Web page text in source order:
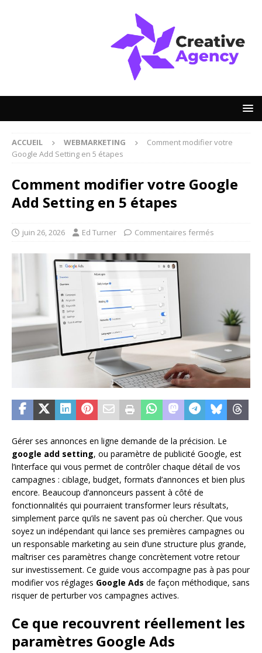
ACCUEIL WEBMARKETING
Comment modifier votre
Google Add Setting en 5 étapes
Comment modifier votre Google
Add Setting en 5 étapes
juin 26, 2026 Ed Turner Commentaires fermés
Gérer ses annonces en ligne demande de la précision. Le
google add setting, ou paramètre de publicité Google, est
l’interface qui vous permet de contrôler chaque détail de vos
campagnes : ciblage, budget, formats d’annonces et bien plus
encore. Beaucoup d’annonceurs passent à côté de
fonctionnalités qui pourraient transformer leurs résultats,
simplement parce qu’ils ne savent pas où chercher. Que vous
soyez un indépendant qui lance ses premières campagnes ou
un responsable marketing au sein d’une structure plus grande,
maîtriser ces paramètres change concrètement votre retour
sur investissement. Ce guide vous accompagne pas à pas pour
modifier vos réglages Google Ads de façon méthodique, sans
risquer de perturber vos campagnes actives.
Ce que recouvrent réellement les
paramètres Google Ads